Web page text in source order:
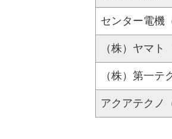
センター電機
（株）ヤマ
（株）第一
アクアテクノ